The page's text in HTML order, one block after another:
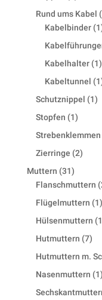
Rund ums Kabel
Kabelbinder 1
Kabelhalter 11
Kabeltunnel 1
Schutznippel 11
Stopfen 11
Strebenklemmen
Zierringe 22
Muttern 3131
Flanschmuttern
Flügelmuttern 11
Hülsenmuttern 1
Hutmuttern 77
Hutmuttern m.
Nasenmuttern 11